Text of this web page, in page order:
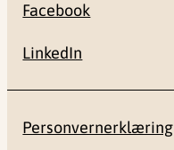
Facebook
LinkedIn
Personvernerklæring